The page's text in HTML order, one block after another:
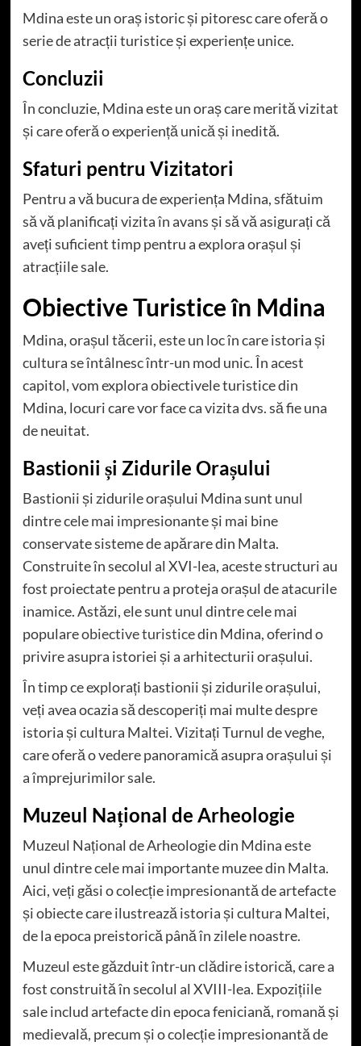
Mdina este un oraș istoric și pitoresc care oferă o
serie de atracții turistice și experiențe unice.
Concluzii
În concluzie, Mdina este un oraș care merită vizitat
și care oferă o experiență unică și inedită.
Sfaturi pentru Vizitatori
Pentru a vă bucura de experiența Mdina, sfătuim
să vă planificați vizita în avans și să vă asigurați că
aveți suficient timp pentru a explora orașul și
atracțiile sale.
Obiective Turistice în Mdina
Mdina, orașul tăcerii, este un loc în care istoria și
cultura se întâlnesc într-un mod unic. În acest
capitol, vom explora obiectivele turistice din
Mdina, locuri care vor face ca vizita dvs. să fie una
de neuitat.
Bastionii și Zidurile Orașului
Bastionii și zidurile orașului Mdina sunt unul
dintre cele mai impresionante și mai bine
conservate sisteme de apărare din Malta.
Construite în secolul al XVI-lea, aceste structuri au
fost proiectate pentru a proteja orașul de atacurile
inamice. Astăzi, ele sunt unul dintre cele mai
populareobiective turisticedin Mdina, oferind o
privire asupra istoriei și a arhitecturii orașului.
În timp ce explorați bastionii și zidurile orașului,
veți avea ocazia să descoperiți mai multe despre
istoria și cultura Maltei. Vizitați Turnul de veghe,
care oferă o vedere panoramică asupra orașului și
a împrejurimilor sale.
Muzeul Național de Arheologie
Muzeul Național de Arheologie din Mdina este
unul dintre cele mai importante muzee din Malta.
Aici, veți găsi o colecție impresionantă de artefacte
și obiecte care ilustrează istoria și cultura Maltei,
de la epoca preistorică până în zilele noastre.
Muzeul este găzduit într-un clădire istorică, care a
fost construită în secolul al XVIII-lea. Expozițiile
sale includ artefacte din epoca feniciană, romană și
medievală, precum și o colecție impresionantă de